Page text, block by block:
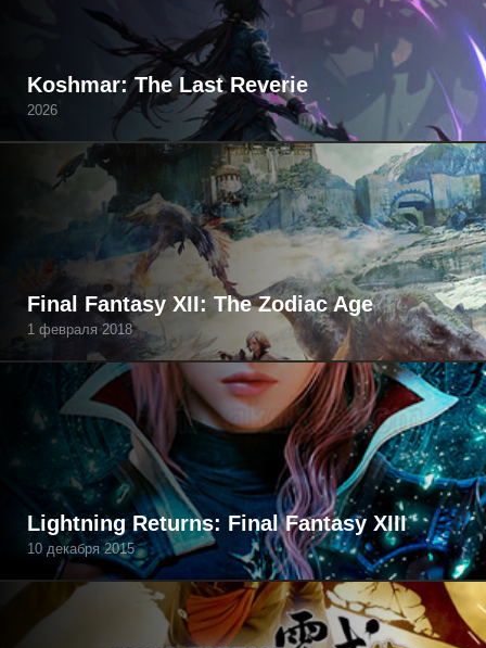
Koshmar: The Last Reverie
2026
Final Fantasy XII: The Zodiac Age
1 февраля 2018
Lightning Returns: Final Fantasy XIII
10 декабря 2015